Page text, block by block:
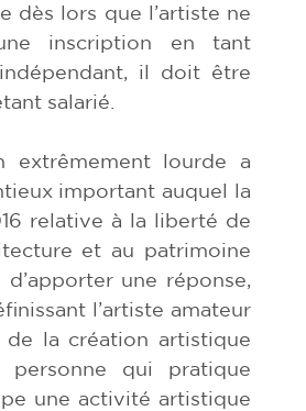
dès lors que l’artiste ne
inscription en tant
indépendant, il doit être
salarié.
extrêmement lourde a
important auquel la
relative à la liberté de
et au patrimoine
une réponse,
l’artiste amateur
de la création artistique
qui pratique
une activité artistique